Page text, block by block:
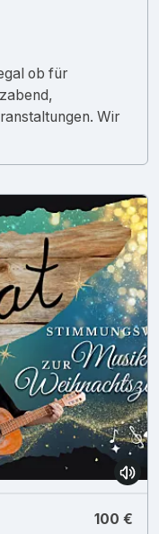
ob für
Wir
100 €